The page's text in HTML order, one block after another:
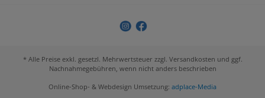
* Alle Preise exkl. gesetzl. Mehrwertsteuer zzgl. Versandkosten und ggf.
Nachnahmegebühren, wenn nicht anders beschrieben
Online-Shop- & Webdesign Umsetzung: adplace-Media